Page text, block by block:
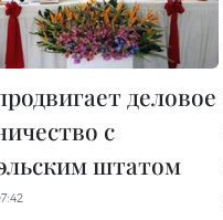
деловое
с
штатом